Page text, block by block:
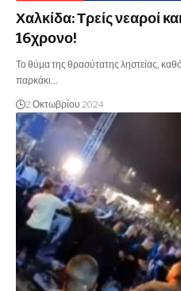
Χαλκίδα: Τρείς νεαροί
16χρονο!
Το θύμα της θρασύτατης ληστείας,
παρκάκι…
2 Οκτωβρίου 2024